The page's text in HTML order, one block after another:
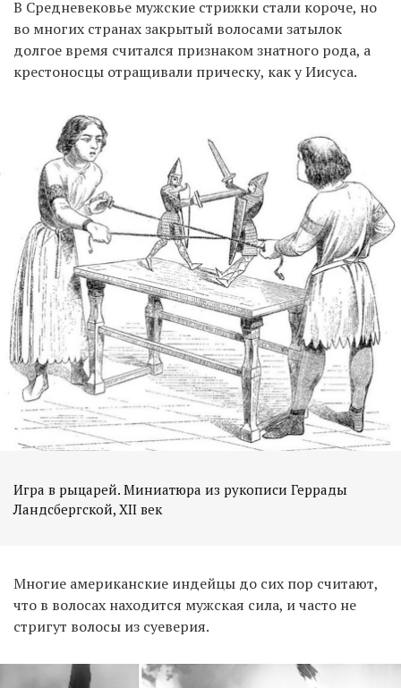
В Средневековье мужские стрижки стали короче, но
во многих странах закрытый волосами затылок
долгое время считался признаком знатного рода, а
крестоносцы отращивали прическу, как у Иисуса.
Игра в рыцарей. Миниатюра из рукописи Геррады
Ландсбергской, XII век
Многие американские индейцы до сих пор считают,
что в волосах находится мужская сила, и часто не
стригут волосы из суеверия.